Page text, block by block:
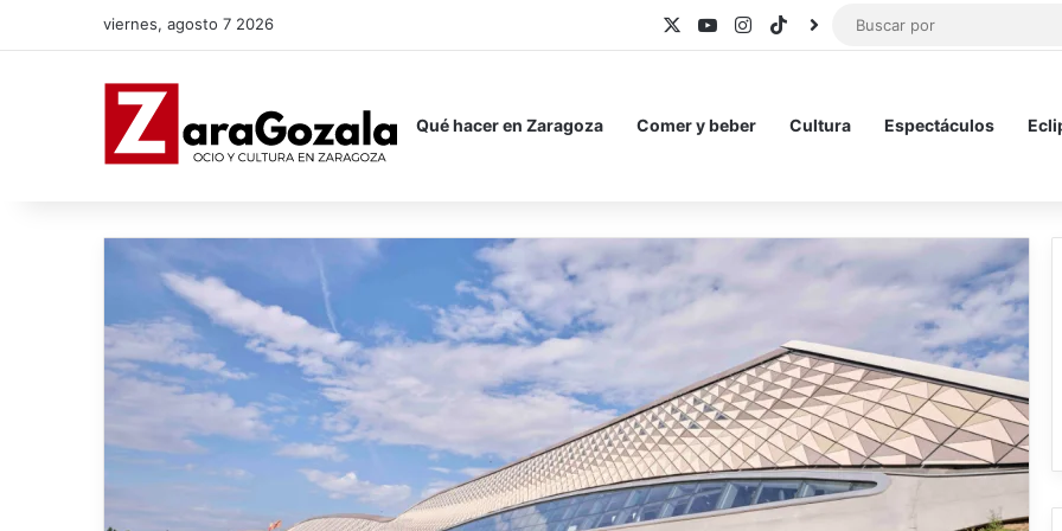
viernes, agosto 7 2026 YouTubeInstagram
TikTokBlueSky
Qué hacer en Zaragoza Comer y beber Cultura Espectáculos